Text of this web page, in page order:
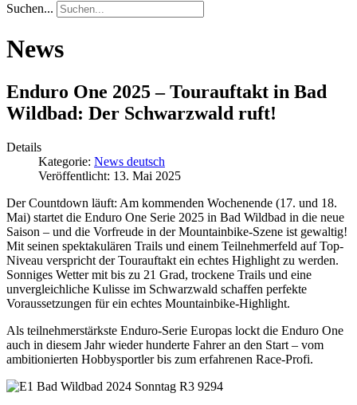
Suchen...
News
Enduro One 2025 – Tourauftakt in Bad
Wildbad: Der Schwarzwald ruft!
Details
Kategorie: News deutsch
Veröffentlicht: 13. Mai 2025
Der Countdown läuft: Am kommenden Wochenende (17. und 18.
Mai) startet die Enduro One Serie 2025 in Bad Wildbad in die neue
Saison – und die Vorfreude in der Mountainbike-Szene ist gewaltig!
Mit seinen spektakulären Trails und einem Teilnehmerfeld auf Top-
Niveau verspricht der Tourauftakt ein echtes Highlight zu werden.
Sonniges Wetter mit bis zu 21 Grad, trockene Trails und eine
unvergleichliche Kulisse im Schwarzwald schaffen perfekte
Voraussetzungen für ein echtes Mountainbike-Highlight.
Als teilnehmerstärkste Enduro-Serie Europas lockt die Enduro One
auch in diesem Jahr wieder hunderte Fahrer an den Start – vom
ambitionierten Hobbysportler bis zum erfahrenen Race-Profi.